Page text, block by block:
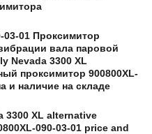
03-01 Проксимитор
вала паровой
Nevada 3300 XL
проксимитор 900800XL-
и наличие на складе
3300 XL alternative
090-03-01 price and